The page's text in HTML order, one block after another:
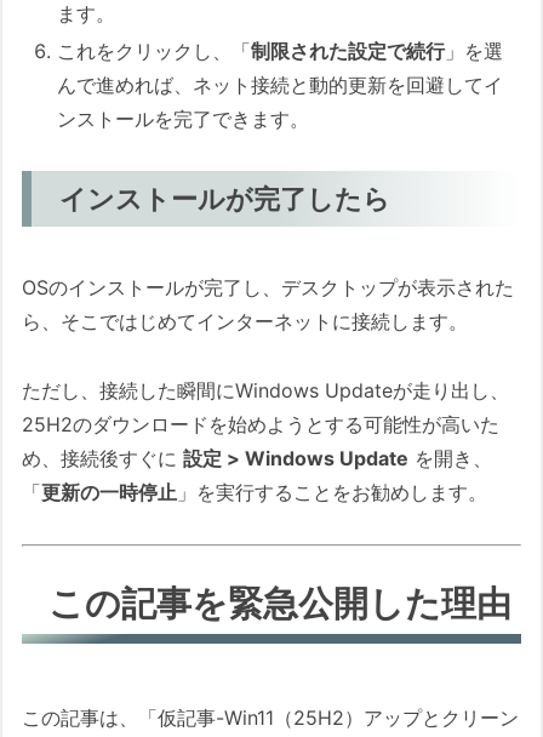
ます。
これをクリックし、「制限された設定で続行」を選
んで進めれば、ネット接続と動的更新を回避してイ
ンストールを完了できます。
インストールが完了したら
OSのインストールが完了し、デスクトップが表示された
ら、そこではじめてインターネットに接続します。
ただし、接続した瞬間にWindows Updateが走り出し、
25H2のダウンロードを始めようとする可能性が高いた
め、接続後すぐに設定 > Windows Update を開き、
「更新の一時停止 」を実行することをお勧めします。
この記事を緊急公開した理由
この記事は、「仮記事-Win11（25H2）アップとクリーン